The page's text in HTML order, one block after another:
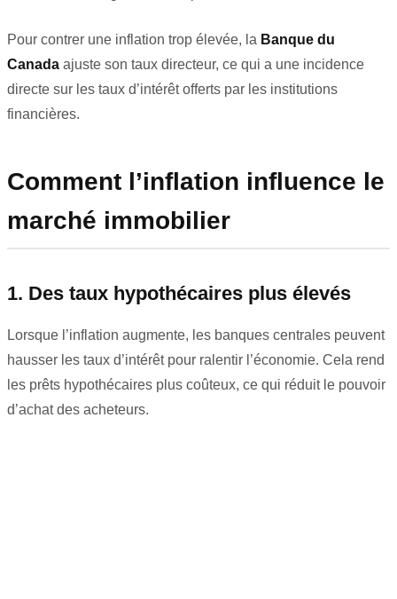
Pour contrer une inflation trop élevée, la Banque du
Canada ajuste son taux directeur, ce qui a une incidence
directe sur les taux d’intérêt offerts par les institutions
financières.
Comment l’inflation influence le
marché immobilier
1. Des taux hypothécaires plus élevés
Lorsque l’inflation augmente, les banques centrales peuvent
hausser les taux d’intérêt pour ralentir l’économie. Cela rend
les prêts hypothécaires plus coûteux, ce qui réduit le pouvoir
d’achat des acheteurs.